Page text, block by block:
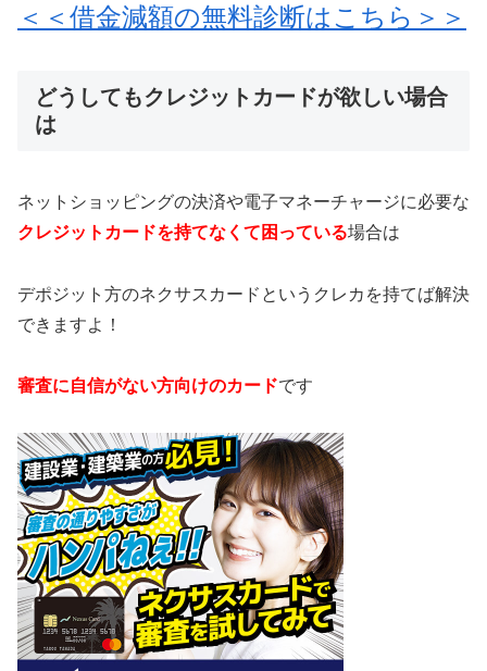
＜＜借金減額の無料診断はこちら＞＞
どうしてもクレジットカードが欲しい場合
は
ネットショッピングの決済や電子マネーチャージに必要な
クレジットカードを持てなくて困っている場合は
デポジット方のネクサスカードというクレカを持てば解決
できますよ！
審査に自信がない方向けのカードです